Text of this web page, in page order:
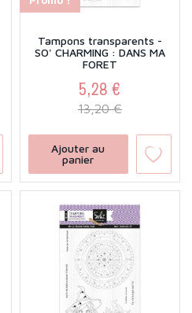
Tampons transparents -
SO' CHARMING : DANS MA
FORET
Prix
5,28 €
Prix de base
13,20 €
Ajouter au
panier